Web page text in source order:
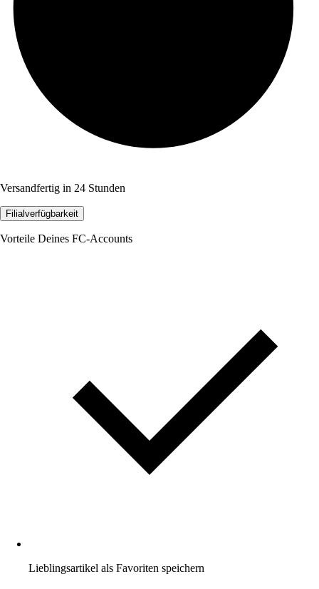
Versandfertig in 24 Stunden
Filialverfügbarkeit
Vorteile Deines FC-Accounts
Lieblingsartikel als Favoriten speichern